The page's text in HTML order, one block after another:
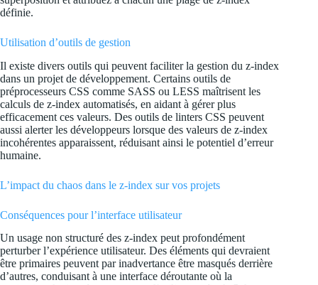
définie.
Utilisation d’outils de gestion
Il existe divers outils qui peuvent faciliter la gestion du z-index
dans un projet de développement. Certains outils de
préprocesseurs CSS comme SASS ou LESS maîtrisent les
calculs de z-index automatisés, en aidant à gérer plus
efficacement ces valeurs. Des outils de linters CSS peuvent
aussi alerter les développeurs lorsque des valeurs de z-index
incohérentes apparaissent, réduisant ainsi le potentiel d’erreur
humaine.
L’impact du chaos dans le z-index sur vos projets
Conséquences pour l’interface utilisateur
Un usage non structuré des z-index peut profondément
perturber l’expérience utilisateur. Des éléments qui devraient
être primaires peuvent par inadvertance être masqués derrière
d’autres, conduisant à une interface déroutante où la